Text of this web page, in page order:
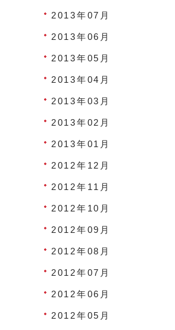
2013年07月
2013年06月
2013年05月
2013年04月
2013年03月
2013年02月
2013年01月
2012年12月
2012年11月
2012年10月
2012年09月
2012年08月
2012年07月
2012年06月
2012年05月